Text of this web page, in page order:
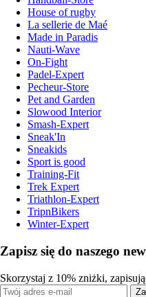
House of rugby
La sellerie de Maé
Made in Paradis
Nauti-Wave
On-Fight
Padel-Expert
Pecheur-Store
Pet and Garden
Slowood Interior
Smash-Expert
Sneak'In
Sneakids
Sport is good
Training-Fit
Trek Expert
Triathlon-Expert
TripnBikers
Winter-Expert
Zapisz się do naszego
Skorzystaj z 10% zniżki,